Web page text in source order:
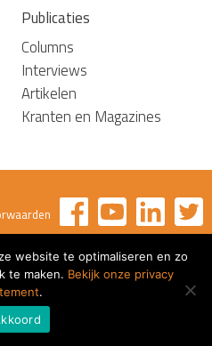
Publicaties
Columns
Interviews
Artikelen
Kranten en Magazines
website te optimaliseren en zo
te maken. Bekijk onze privacy
.